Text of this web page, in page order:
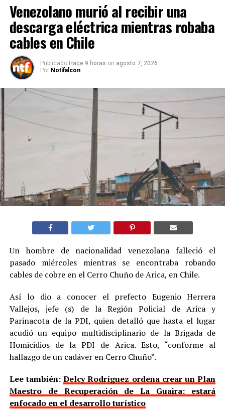
Venezolano murió al recibir una
descarga eléctrica mientras robaba
cables en Chile
Publicado Hace 9 horas on agosto 7, 2026
Por Notifalcon
Un hombre de nacionalidad venezolana falleció el
pasado miércoles mientras se encontraba robando
cables de cobre en el Cerro Chuño de Arica, en Chile.
Así lo dio a conocer el prefecto Eugenio Herrera
Vallejos, jefe (s) de la Región Policial de Arica y
Parinacota de la PDI, quien detalló que hasta el lugar
acudió un equipo multidisciplinario de la Brigada de
Homicidios de la PDI de Arica. Esto, “conforme al
hallazgo de un cadáver en Cerro Chuño”.
Lee también:Delcy Rodríguez ordena crear un Plan
Maestro de Recuperación de La Guaira: estará
enfocado en el desarrollo turístico